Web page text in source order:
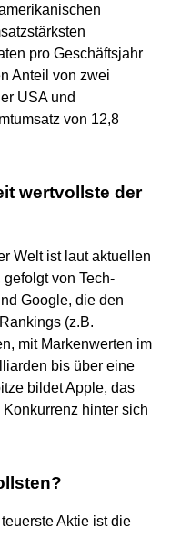
pro Geschäftsjahr
Anteil von zwei
USA und
von 12,8
wertvollste der
Welt ist laut aktuellen
von Tech-
Google, die den
(z.B.
mit Markenwerten im
bis über eine
bildet Apple, das
hinter sich
Aktie ist die